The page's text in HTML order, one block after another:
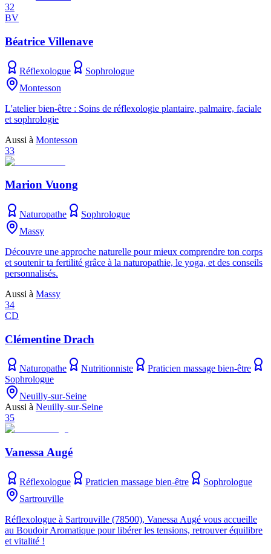
32
BV
Béatrice Villenave
Réflexologue
Sophrologue
Montesson
L'atelier bien-être : Soins de réflexologie plantaire, palmaire, faciale
et sophrologie
Aussi à Montesson
33
Marion Vuong
Naturopathe
Sophrologue
Massy
Découvre une approche naturelle pour mieux comprendre ton corps
et soutenir ta fertilité grâce à la naturopathie, le yoga, et des conseils
personnalisés.
Aussi à Massy
34
CD
Clémentine Drach
Naturopathe Nutritionniste
Praticien massage bien-être
Sophrologue
Neuilly-sur-Seine
Aussi à Neuilly-sur-Seine
35
Vanessa Augé
Réflexologue Praticien massage bien-être
Sophrologue
Sartrouville
Réflexologue à Sartrouville (78500), Vanessa Augé vous accueille
au Boudoir Aromatique pour libérer les tensions, retrouver équilibre
et vitalité !